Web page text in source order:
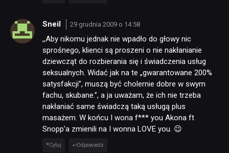
Sneil 29 grudnia 2009 o 14:58
,,Aby nikomu jednak nie wpadło do głowy nic
sprośnego, klienci są proszeni o nie nakłanianie
dziewcząt do rozbierania się i świadczenia usług
seksualnych. Widać jak na te „gwarantowane 200%
satysfakcji”, muszą być cholernie dobre w swym
fachu, skubane.”, a ja uważam, że ich nie trzeba
nakłaniać same świadczą taką usługą plus
masażem. W końcu I wona f*** you Akona ft
Snopp’a zmienili na I wonna LOVE you. 😉
Cytuj Odpowiedz